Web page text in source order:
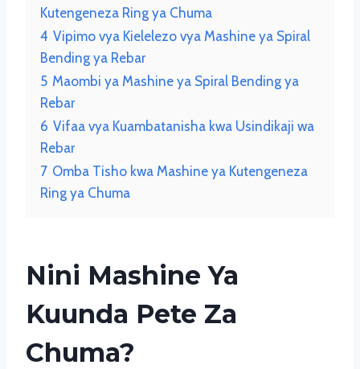
Kutengeneza Ring ya Chuma
4 Vipimo vya Kielelezo vya Mashine ya Spiral
Bending ya Rebar
5 Maombi ya Mashine ya Spiral Bending ya
Rebar
6 Vifaa vya Kuambatanisha kwa Usindikaji wa
Rebar
7 Omba Tisho kwa Mashine ya Kutengeneza
Ring ya Chuma
Nini Mashine Ya
Kuunda Pete Za
Chuma?